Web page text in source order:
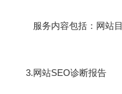
服务内容包括：网站目
3.网站SEO诊断报告